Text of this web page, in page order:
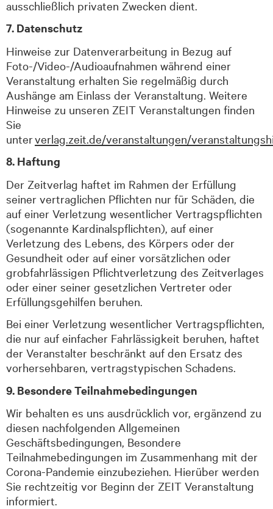
ausschließlich privaten Zwecken dient.
7. Datenschutz
Hinweise zur Datenverarbeitung in Bezug auf
Foto-/Video-/Audioaufnahmen während einer
Veranstaltung erhalten Sie regelmäßig durch
Aushänge am Einlass der Veranstaltung. Weitere
Hinweise zu unseren ZEIT Veranstaltungen finden
Sie
unterverlag.zeit.de/veranstaltungen/
8. Haftung
Der Zeitverlag haftet im Rahmen der Erfüllung
seiner vertraglichen Pflichten nur für Schäden, die
auf einer Verletzung wesentlicher Vertragspflichten
(sogenannte Kardinalspflichten), auf einer
Verletzung des Lebens, des Körpers oder der
Gesundheit oder auf einer vorsätzlichen oder
grobfahrlässigen Pflichtverletzung des Zeitverlages
oder einer seiner gesetzlichen Vertreter oder
Erfüllungsgehilfen beruhen.
Bei einer Verletzung wesentlicher Vertragspflichten,
die nur auf einfacher Fahrlässigkeit beruhen, haftet
der Veranstalter beschränkt auf den Ersatz des
vorhersehbaren, vertragstypischen Schadens.
9. Besondere Teilnahmebedingungen
Wir behalten es uns ausdrücklich vor, ergänzend zu
diesen nachfolgenden Allgemeinen
Geschäftsbedingungen, Besondere
Teilnahmebedingungen im Zusammenhang mit der
Corona-Pandemie einzubeziehen. Hierüber werden
Sie rechtzeitig vor Beginn der ZEIT Veranstaltung
informiert.